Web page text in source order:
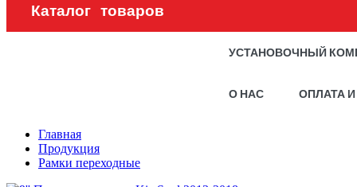
Каталог товаров
УСТАНОВОЧНЫЙ
О НАС ОПЛАТА
Главная
Продукция
Рамки переходные